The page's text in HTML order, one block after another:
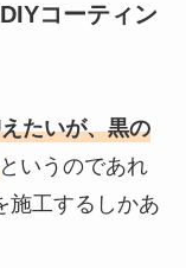
コーティン
たいが、黒の
いうのであれ
施工するしかあ